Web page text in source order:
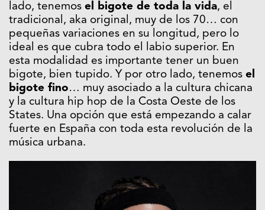
lado, tenemos el bigote de toda la vida, el
tradicional, aka original, muy de los 70… con
pequeñas variaciones en su longitud, pero lo
ideal es que cubra todo el labio superior. En
esta modalidad es importante tener un buen
bigote, bien tupido. Y por otro lado, tenemos el
bigote fino… muy asociado a la cultura chicana
y la cultura hip hop de la Costa Oeste de los
States. Una opción que está empezando a calar
fuerte en España con toda esta revolución de la
música urbana.